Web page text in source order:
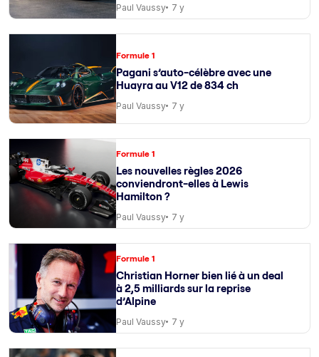
Paul Vaussy 7 y
Formule 1
Pagani s’auto-célèbre avec une
Huayra au V12 de 834 ch
Paul Vaussy 7 y
Formule 1
Les nouvelles règles 2026
conviendront-elles à Lewis
Hamilton ?
Paul Vaussy 7 y
Formule 1
Christian Horner bien lié à un deal
à 2,5 milliards sur la reprise
d’Alpine
Paul Vaussy 7 y